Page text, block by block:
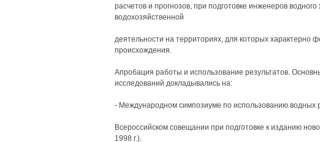
расчетов и прогнозов, при подготовке инженеров
водохозяйственной
деятельности на территориях, для которых характерно
происхождения.
Апробация работы и использование результатов.
исследований докладывались на:
- Международном симпозиуме по использованию водных
Всероссийском совещании при подготовке к изданию
1998 г.).